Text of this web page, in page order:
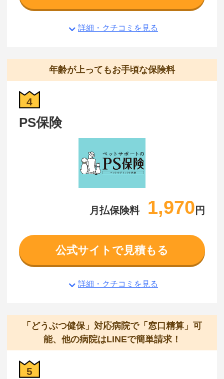
詳細・クチコミを見る
年齢が上ってもお手頃な保険料
4
PS保険
月払保険料 1,970 円
公式サイトで見積もる
詳細・クチコミを見る
「どうぶつ健保」対応病院で「窓口精算」可
能、他の病院はLINEで簡単請求！
5